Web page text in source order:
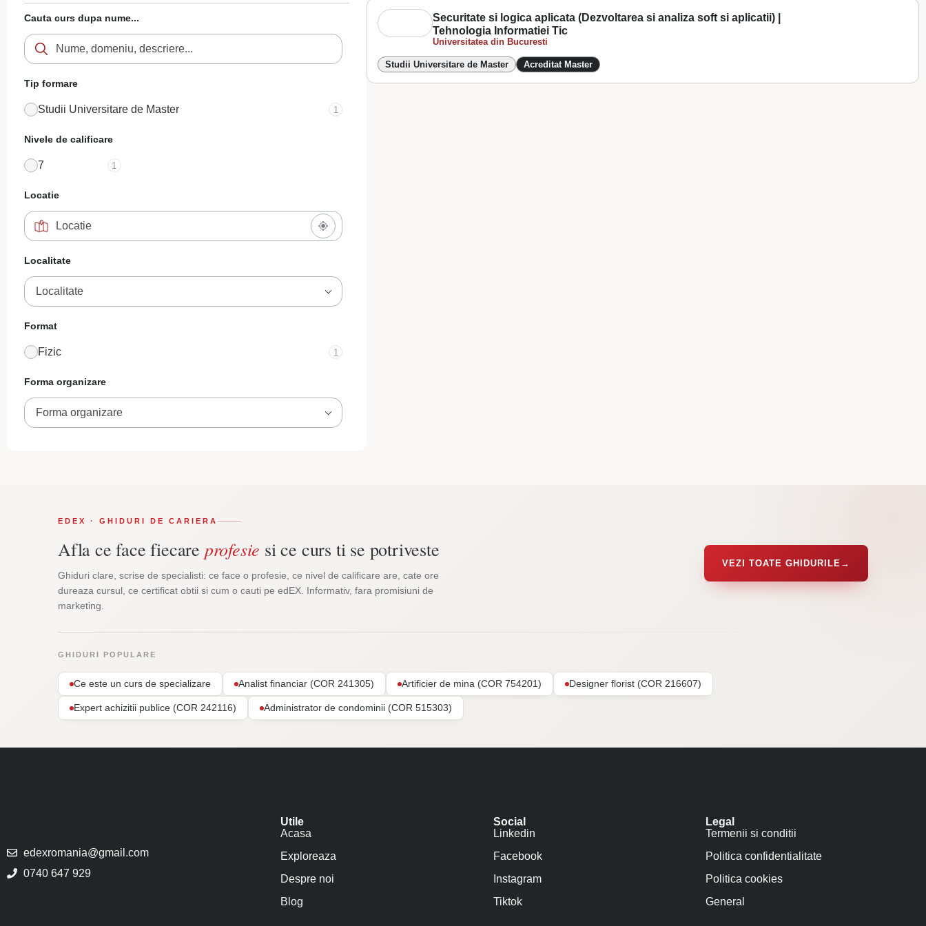
Cauta curs dupa nume...
Tip formare
Studii Universitare de Master 1
Nivele de calificare
7 1
Locatie
Localitate
Localitate
Format
Fizic 1
Forma organizare
Forma organizare
Securitate si logica aplicata (Dezvoltarea si analiza soft si aplicatii) |
Tehnologia Informatiei Tic
Universitatea din Bucuresti
Studii Universitare de Master Acreditat Master
EDEX · GHIDURI DE CARIERA
Afla ce face fiecare profesie si ce curs ti se potriveste
Ghiduri clare, scrise de specialisti: ce face o profesie, ce nivel de calificare are, cate ore
dureaza cursul, ce certificat obtii si cum o cauti pe edEX. Informativ, fara promisiuni de
marketing.
VEZI TOATE GHIDURILE →
GHIDURI POPULARE
Ce este un curs de specializare Analist financiar (COR 241305) Artificier de mina (COR 754201) Designer florist (COR 216607)
Expert achizitii publice (COR 242116) Administrator de condominii (COR 515303)
edexromania@gmail.com
0740 647 929
Utile
Acasa
Exploreaza
Despre noi
Blog
Social
Linkedin
Facebook
Instagram
Tiktok
Legal
Termenii si conditii
Politica confidentialitate
Politica cookies
General